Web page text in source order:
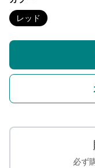
レッド
必ず